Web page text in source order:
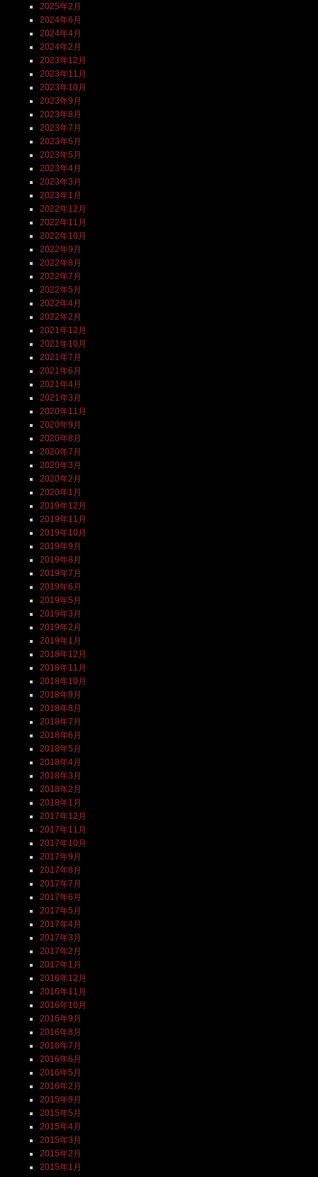
2025年2月
2024年6月
2024年4月
2024年2月
2023年12月
2023年11月
2023年10月
2023年9月
2023年8月
2023年7月
2023年6月
2023年5月
2023年4月
2023年3月
2023年1月
2022年12月
2022年11月
2022年10月
2022年9月
2022年8月
2022年7月
2022年5月
2022年4月
2022年2月
2021年12月
2021年10月
2021年7月
2021年6月
2021年4月
2021年3月
2020年11月
2020年9月
2020年8月
2020年7月
2020年3月
2020年2月
2020年1月
2019年12月
2019年11月
2019年10月
2019年9月
2019年8月
2019年7月
2019年6月
2019年5月
2019年3月
2019年2月
2019年1月
2018年12月
2018年11月
2018年10月
2018年9月
2018年8月
2018年7月
2018年6月
2018年5月
2018年4月
2018年3月
2018年2月
2018年1月
2017年12月
2017年11月
2017年10月
2017年9月
2017年8月
2017年7月
2017年6月
2017年5月
2017年4月
2017年3月
2017年2月
2017年1月
2016年12月
2016年11月
2016年10月
2016年9月
2016年8月
2016年7月
2016年6月
2016年5月
2016年2月
2015年9月
2015年5月
2015年4月
2015年3月
2015年2月
2015年1月